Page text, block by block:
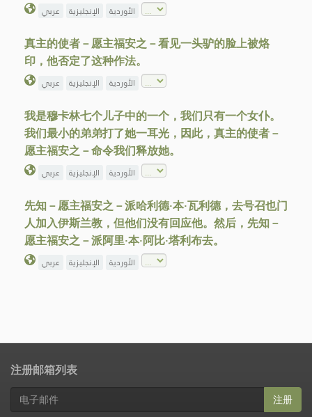
عربي الإنجليزية الأوردية
真主的使者－愿主福安之－看见一头驴的脸上被烙
印，他否定了这种作法。
عربي الإنجليزية الأوردية
我是穆卡林七个儿子中的一个，我们只有一个女仆。
我们最小的弟弟打了她一耳光，因此，真主的使者－
愿主福安之－命令我们释放她。
عربي الإنجليزية الأوردية
先知－愿主福安之－派哈利德∙本∙瓦利德，去号召也门
人加入伊斯兰教，但他们没有回应他。然后，先知－
愿主福安之－派阿里·本·阿比·塔利布去。
عربي الإنجليزية الأوردية
注册邮箱列表
注册